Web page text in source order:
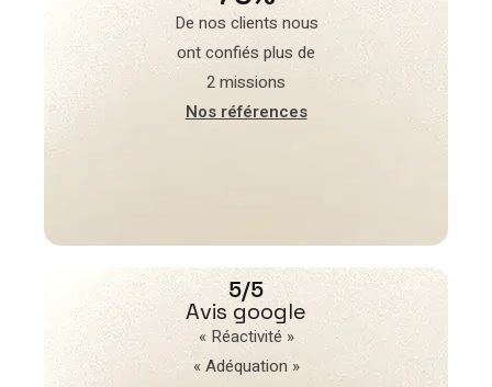
De nos clients nous
ont confiés plus de
2 missions
Nos références
5/5
Avis google
« Réactivité »
« Adéquation »